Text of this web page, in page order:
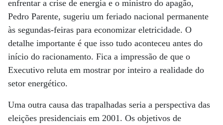
enfrentar a crise de energia e o ministro do apagão,
Pedro Parente, sugeriu um feriado nacional permanente
às segundas-feiras para economizar eletricidade. O
detalhe importante é que isso tudo aconteceu antes do
início do racionamento. Fica a impressão de que o
Executivo reluta em mostrar por inteiro a realidade do
setor energético.
Uma outra causa das trapalhadas seria a perspectiva das
eleições presidenciais em 2001. Os objetivos de